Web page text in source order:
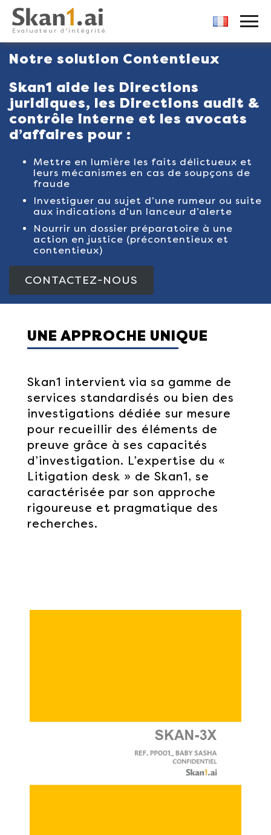
Skip
to
content
Skan1
Evaluateur d'intégrité
PRIMARY MENU
Notre solution Contentieux
Skan1 aide les Directions
juridiques, les Directions audit &
contrôle interne et les avocats
d’affaires pour :
Mettre en lumière les faits délictueux et
leurs mécanismes en cas de soupçons de
fraude
Investiguer au sujet d’une rumeur ou suite
aux indications d’un lanceur d’alerte
Nourrir un dossier préparatoire à une
action en justice (précontentieux et
contentieux)
CONTACTEZ-NOUS
UNE APPROCHE UNIQUE
Skan1 intervient via sa gamme de
services standardisés ou bien des
investigations dédiée sur mesure
pour recueillir des éléments de
preuve grâce à ses capacités
d’investigation. L’expertise du «
Litigation desk » de Skan1, se
caractérisée par son approche
rigoureuse et pragmatique des
recherches.